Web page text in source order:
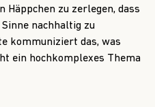
Häppchen zu zerlegen, dass
nachhaltig zu
kommuniziert das, was
ein hochkomplexes Thema